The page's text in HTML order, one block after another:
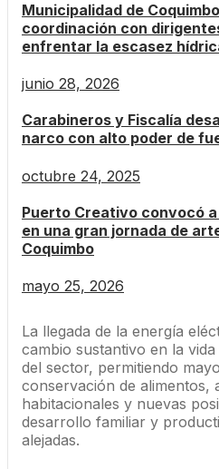
Municipalidad de
coordinación con
enfrentar la escasez
junio 28, 2026
Carabineros y Fiscalía
narco con alto poder de
octubre 24, 2025
Puerto Creativo convocó
en una gran jornada de
Coquimbo
mayo 25, 2026
La llegada de la energía
cambio sustantivo en la
del sector, permitiendo
conservación de alimentos,
habitacionales y nuevas
desarrollo familiar y
alejadas.